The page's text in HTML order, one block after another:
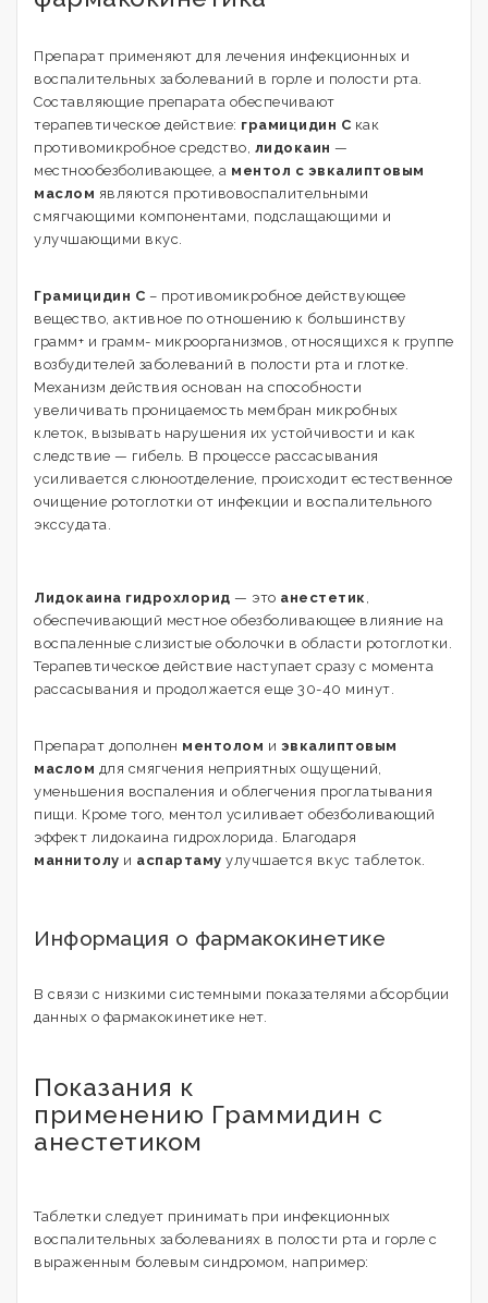
Препарат применяют для лечения инфекционных и
воспалительных заболеваний в горле и полости рта.
Составляющие препарата обеспечивают
терапевтическое действие: грамицидин С как
противомикробное средство, лидокаин —
местнообезболивающее, а ментол с эвкалиптовым
маслом являются противовоспалительными
смягчающими компонентами, подслащающими и
улучшающими вкус.
Грамицидин С – противомикробное действующее
вещество, активное по отношению к большинству
грамм+ и грамм- микроорганизмов, относящихся к группе
возбудителей заболеваний в полости рта и глотке.
Механизм действия основан на способности
увеличивать проницаемость мембран микробных
клеток, вызывать нарушения их устойчивости и как
следствие — гибель. В процессе рассасывания
усиливается слюноотделение, происходит естественное
очищение ротоглотки от инфекции и воспалительного
экссудата.
Лидокаина гидрохлорид — это анестетик
обеспечивающий местное обезболивающее влияние на
воспаленные слизистые оболочки в области ротоглотки.
Терапевтическое действие наступает сразу с момента
рассасывания и продолжается еще 30-40 минут.
Препарат дополнен ментолом и эвкалиптовым
маслом для смягчения неприятных ощущений,
уменьшения воспаления и облегчения проглатывания
пищи. Кроме того, ментол усиливает обезболивающий
эффект лидокаина гидрохлорида. Благодаря
маннитолу и аспартаму улучшается вкус таблеток.
Информация о фармакокинетике
В связи с низкими системными показателями абсорбции
данных о фармакокинетике нет.
Показания к
применению Граммидин с
анестетиком
Таблетки следует принимать при инфекционных
воспалительных заболеваниях в полости рта и горле с
выраженным болевым синдромом, например: